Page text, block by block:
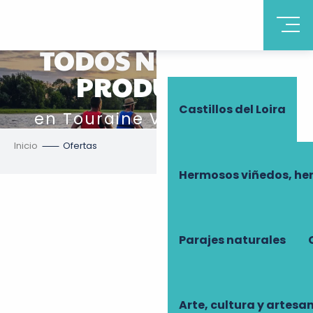
Descubrir Touraine
Castillos del Loira
Hermosos viñedos,
Parajes naturales
Arte, cultura y
TODOS NUESTROS
PRODUCTOS
en Touraine Valle del Loira
Inicio Ofertas
Todas las visitas y actividades
Una noche en un castillo-hotel